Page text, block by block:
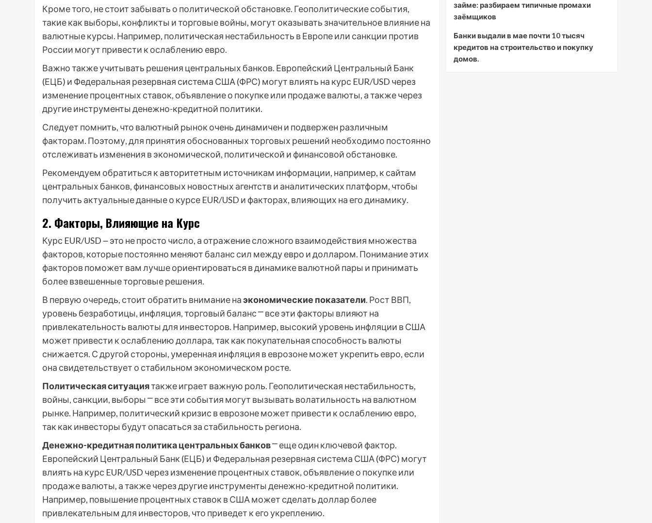
Кроме того, не стоит забывать о политической обстановке. Геополитические события,
такие как выборы, конфликты и торговые войны, могут оказывать значительное влияние на
валютные курсы. Например, политическая нестабильность в Европе или санкции против
России могут привести к ослаблению евро.
Важно также учитывать решения центральных банков. Европейский Центральный Банк
(ЕЦБ) и Федеральная резервная система США (ФРС) могут влиять на курс EUR/USD через
изменение процентных ставок, объявление о покупке или продаже валюты, а также через
другие инструменты денежно-кредитной политики.
Следует помнить, что валютный рынок очень динамичен и подвержен различным
факторам. Поэтому, для принятия обоснованных торговых решений необходимо постоянно
отслеживать изменения в экономической, политической и финансовой обстановке.
Рекомендуем обратиться к авторитетным источникам информации, например, к сайтам
центральных банков, финансовых новостных агентств и аналитических платформ, чтобы
получить актуальные данные о курсе EUR/USD и факторах, влияющих на его динамику.
2. Факторы, Влияющие на Курс
Курс EUR/USD ౼ это не просто число, а отражение сложного взаимодействия множества
факторов, которые постоянно меняют баланс сил между евро и долларом. Понимание этих
факторов поможет вам лучше ориентироваться в динамике валютной пары и принимать
более взвешенные торговые решения.
В первую очередь, стоит обратить внимание наэкономические показатели. Рост ВВП,
уровень безработицы, инфляция, торговый баланс ⎻ все эти факторы влияют на
привлекательность валюты для инвесторов. Например, высокий уровень инфляции в США
может привести к ослаблению доллара, так как покупательная способность валюты
снижается. С другой стороны, умеренная инфляция в еврозоне может укрепить евро, если
она свидетельствует о стабильном экономическом росте.
Политическая ситуациятакже играет важную роль. Геополитическая нестабильность,
войны, санкции, выборы ⎻ все эти события могут вызывать волатильность на валютном
рынке. Например, политический кризис в еврозоне может привести к ослаблению евро,
так как инвесторы будут опасаться за стабильность региона.
Денежно-кредитная политика центральных банков⎻ еще один ключевой фактор.
Европейский Центральный Банк (ЕЦБ) и Федеральная резервная система США (ФРС) могут
влиять на курс EUR/USD через изменение процентных ставок, объявление о покупке или
продаже валюты, а также через другие инструменты денежно-кредитной политики.
Например, повышение процентных ставок в США может сделать доллар более
привлекательным для инвесторов, что приведет к его укреплению.
займе: разбираем типичные промахи
заёмщиков
Банки выдали в мае почти 10 тысяч
кредитов на строительство и покупку
домов.